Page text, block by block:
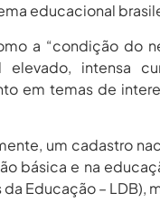
educacional
a “condição do
intensa
em temas de
um cadastro
básica e na
Educação – LDB),